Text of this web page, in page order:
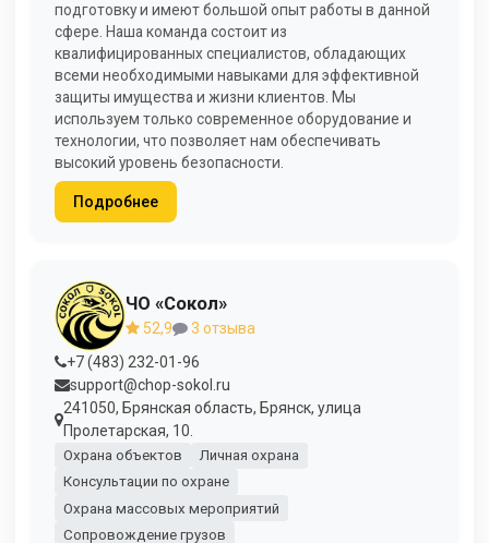
подготовку и имеют большой опыт работы в данной
сфере. Наша команда состоит из
квалифицированных специалистов, обладающих
всеми необходимыми навыками для эффективной
защиты имущества и жизни клиентов. Мы
используем только современное оборудование и
технологии, что позволяет нам обеспечивать
высокий уровень безопасности.
Подробнее
ЧО «Сокол»
52,9
3 отзыва
+7 (483) 232-01-96
support@chop-sokol.ru
241050, Брянская область, Брянск, улица
Пролетарская, 10.
Охрана объектов
Личная охрана
Консультации по охране
Охрана массовых мероприятий
Сопровождение грузов